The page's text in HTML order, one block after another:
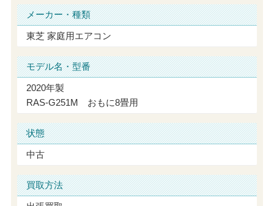
メーカー・種類
東芝 家庭用エアコン
モデル名・型番
2020年製
RAS-G251M おもに8畳用
状態
中古
買取方法